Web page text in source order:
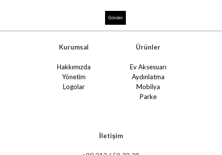
Kurumsal
Hakkımızda
Yönetim
Logolar
Ürünler
Ev Aksesuarı
Aydınlatma
Mobilya
Parke
İletişim